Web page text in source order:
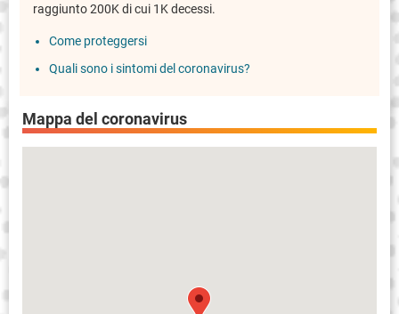
raggiunto 200K di cui 1K decessi.
Come proteggersi
Quali sono i sintomi del coronavirus?
Mappa del coronavirus